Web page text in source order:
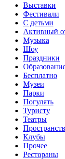
Выставки
Фестивали
С детьми
Активный
Музыка
Шоу
Праздники
Бесплатно
Музеи
Парки
Погулять
Туристу
Театры
Клубы
Прочее
Рестораны